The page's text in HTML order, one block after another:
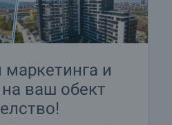
и
ваш обект